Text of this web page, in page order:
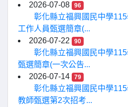
2026-07-08
96
彰化縣立福興國民中學
工作人員甄選簡章(...
2026-07-22
90
彰化縣立福興國民中學
甄選簡章(一次公告...
2026-07-14
79
彰化縣立福興國民中學
教師甄選第2次招考...